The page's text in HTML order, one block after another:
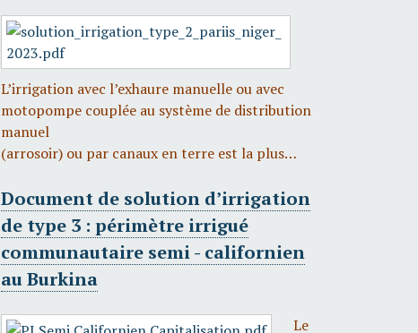
L’irrigation avec l’exhaure manuelle ou avec
motopompe couplée au système de distribution
manuel
(arrosoir) ou par canaux en terre est la plus…
Document de solution d’irrigation
de type 3 : périmètre irrigué
communautaire semi - californien
au Burkina
Le